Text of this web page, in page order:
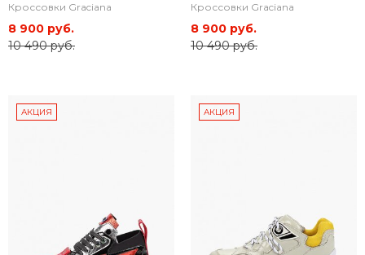
Кроссовки Graciana
8 900 руб.
10 490 руб.
Кроссовки Graciana
8 900 руб.
10 490 руб.
АКЦИЯ АКЦИЯ